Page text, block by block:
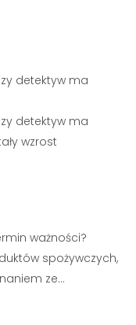
detektyw ma
detektyw ma
wzrost
ważności?
spożywczych,
ze…